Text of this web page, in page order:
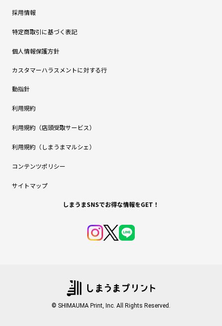
採用情報
特定商取引に基づく表記
個人情報保護方針
カスタマーハラスメントに対する行
動指針
利用規約
利用規約（店頭受取サービス）
利用規約（しまうまマルシェ）
コンテンツポリシー
サイトマップ
しまうまSNSでお得な情報をGET！
© SHIMAUMA Print, Inc. All Rights Reserved.